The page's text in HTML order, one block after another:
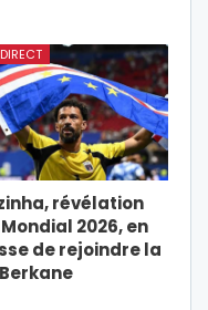
révélation
2026, en
de rejoindre la
Berkane